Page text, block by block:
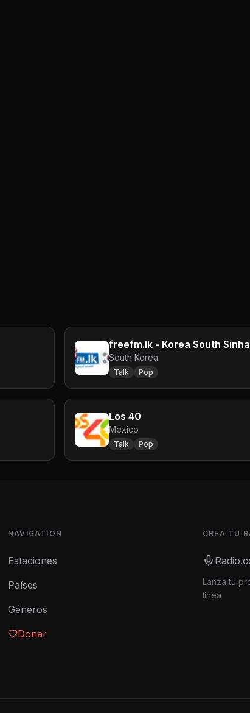
freefm.lk - Korea South
South Korea
Talk Pop
Los 40
Mexico
Talk Pop
NAVIGATION
Estaciones
Países
Géneros
Donar
CREA TU
Lanza tu
línea